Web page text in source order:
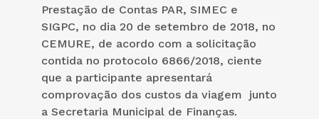
Prestação de Contas PAR, SIMEC e
SIGPC, no dia 20 de setembro de 2018, no
CEMURE, de acordo com a solicitação
contida no protocolo 6866/2018, ciente
que a participante apresentará
comprovação dos custos da viagem junto
a Secretaria Municipal de Finanças.